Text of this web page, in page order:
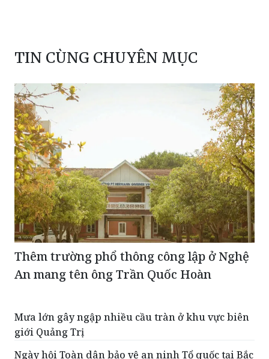
TIN CÙNG CHUYÊN MỤC
Thêm trường phổ thông công lập ở Nghệ
An mang tên ông Trần Quốc Hoàn
Mưa lớn gây ngập nhiều cầu tràn ở khu vực biên
giới Quảng Trị
Ngày hội Toàn dân bảo vệ an ninh Tổ quốc tại Bắc